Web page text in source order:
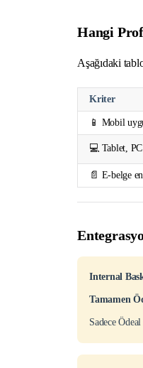
Hangi
Aşağıdaki
Kriter
📱 Mobil
💻 Tablet,
📄 E-belge
Internal
Tamamen
Sadece